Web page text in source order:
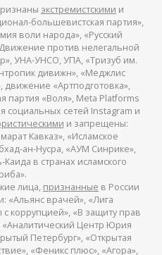
экстремистскими и
большевистская партия»,
воли народа», «Русский
против нелегальной
УНА-УНСО, УПА, «Тризуб им.
дивижн», «Меджлис
движение «Артподготовка»,
партия «Воля», Meta Platforms
социальных сетей Instagram и
и запрещены:
Кавказ», «Исламское
ан-Нусра, «АУМ Синрике»,
в странах исламского
лица, признанные в России
«Альянс врачей», «Лига
коррупцией», «В защиту прав
Центр Юрия
Петербург», «Открытая
«Феникс плюс», «Агора»,